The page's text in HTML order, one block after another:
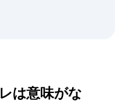
は意味がな